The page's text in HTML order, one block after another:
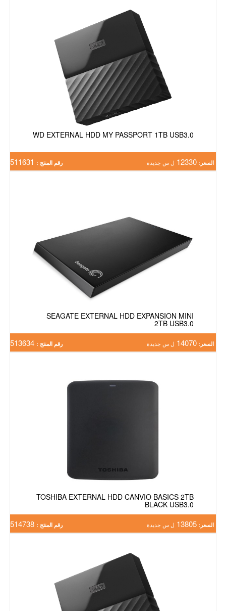
WD EXTERNAL HDD MY PASSPORT 1TB USB3.0
السعر: 12330 ل س جديدة رقم المنتج :
SEAGATE EXTERNAL HDD EXPANSION MINI
2TB USB3.0
السعر: 14070 ل س جديدة رقم المنتج :
TOSHIBA EXTERNAL HDD CANVIO BASICS 2TB
BLACK USB3.0
السعر: 13805 ل س جديدة رقم المنتج :